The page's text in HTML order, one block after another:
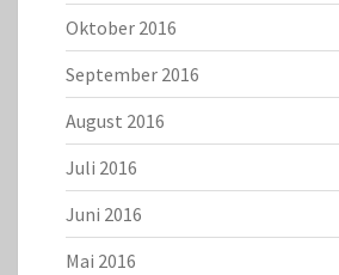
Oktober 2016
September 2016
August 2016
Juli 2016
Juni 2016
Mai 2016